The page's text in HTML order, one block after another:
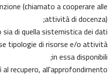
(chiamato a cooperare alle
attività di docenza);
di quella sistemistica dei dati;
tipologie di risorse e/o attività
in essa disponibili;
recupero, all'approfondimento